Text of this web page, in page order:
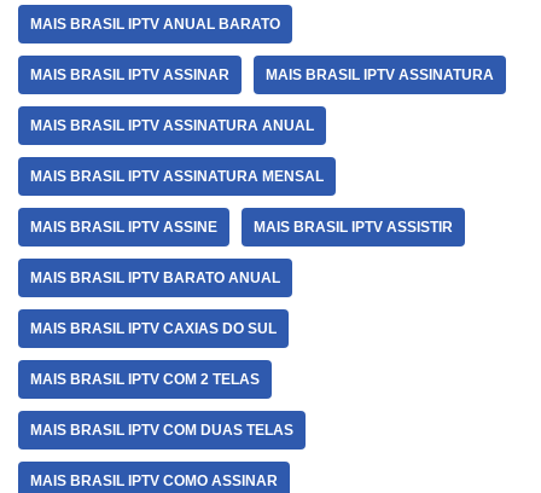
MAIS BRASIL IPTV ANUAL BARATO
MAIS BRASIL IPTV ASSINAR MAIS BRASIL IPTV ASSINATURA
MAIS BRASIL IPTV ASSINATURA ANUAL
MAIS BRASIL IPTV ASSINATURA MENSAL
MAIS BRASIL IPTV ASSINE MAIS BRASIL IPTV ASSISTIR
MAIS BRASIL IPTV BARATO ANUAL
MAIS BRASIL IPTV CAXIAS DO SUL
MAIS BRASIL IPTV COM 2 TELAS
MAIS BRASIL IPTV COM DUAS TELAS
MAIS BRASIL IPTV COMO ASSINAR